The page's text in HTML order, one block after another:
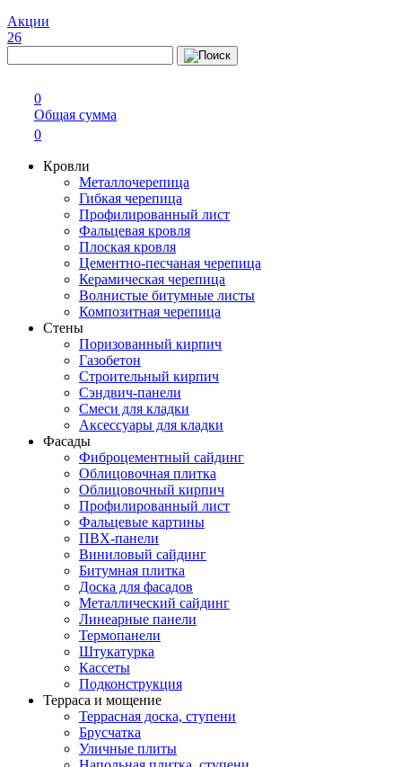
Акции
26
0
Общая сумма
0
Кровли
Металлочерепица
Гибкая черепица
Профилированный лист
Фальцевая кровля
Плоская кровля
Цементно-песчаная черепица
Керамическая черепица
Волнистые битумные листы
Композитная черепица
Стены
Поризованный кирпич
Газобетон
Строительный кирпич
Сэндвич-панели
Смеси для кладки
Аксессуары для кладки
Фасады
Фиброцементный сайдинг
Облицовочная плитка
Облицовочный кирпич
Профилированный лист
Фальцевые картины
ПВХ-панели
Виниловый сайдинг
Битумная плитка
Доска для фасадов
Металлический сайдинг
Линеарные панели
Термопанели
Штукатурка
Кассеты
Подконструкция
Терраса и мощение
Террасная доска, ступени
Брусчатка
Уличные плиты